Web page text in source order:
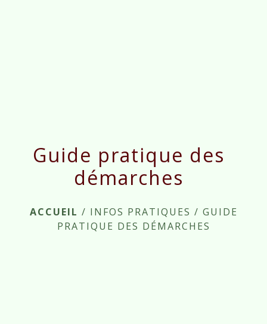
Guide pratique des
démarches
ACCUEIL / INFOS PRATIQUES / GUIDE
PRATIQUE DES DÉMARCHES